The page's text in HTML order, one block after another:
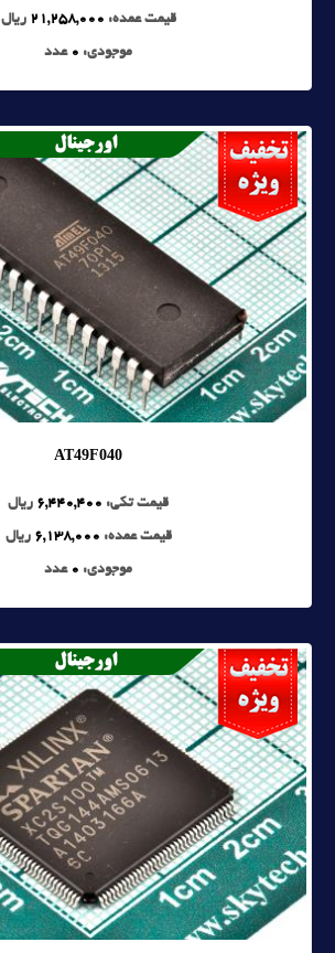
قیمت عمده: 21,258,000 ریال
موجودی: 0 عدد
AT49F040
قیمت تکی: 6,440,400 ریال
قیمت عمده: 6,138,000 ریال
موجودی: 0 عدد